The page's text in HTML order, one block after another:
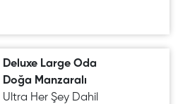
Deluxe Large Oda
Doğa Manzaralı
Ultra Her Şey Dahil